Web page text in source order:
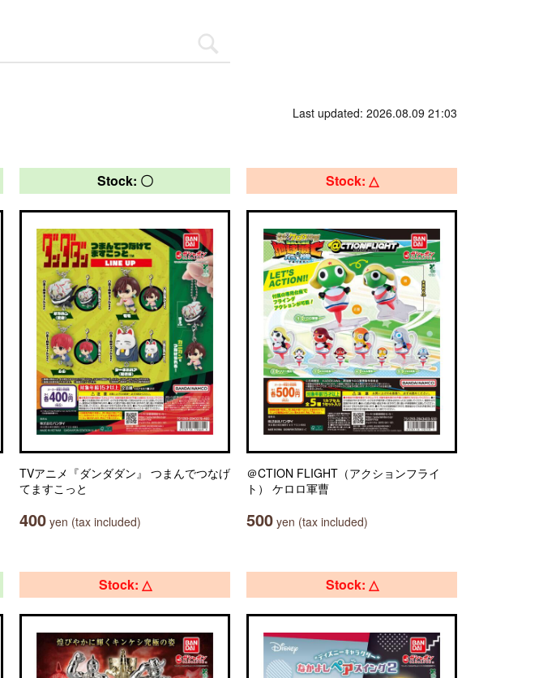
Last updated: 2026.08.09 21:03
Stock: 〇
TVアニメ『ダンダダン』 つまんでつなげ
てますこっと
400 yen (tax included)
Stock: △
＠CTION FLIGHT（アクションフライ
ト） ケロロ軍曹
500 yen (tax included)
Stock: △ Stock: △